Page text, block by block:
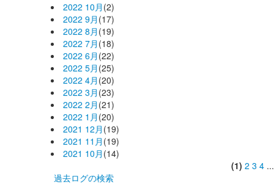
2022 10月 (2)
2022 9月 (17)
2022 8月 (19)
2022 7月 (18)
2022 6月 (22)
2022 5月 (25)
2022 4月 (20)
2022 3月 (23)
2022 2月 (21)
2022 1月 (20)
2021 12月 (19)
2021 11月 (19)
2021 10月 (14)
(1) 2 3 4
過去ログの検索